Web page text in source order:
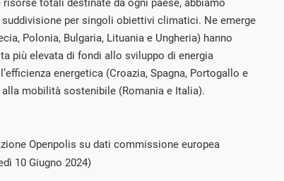
risorse totali destinate da ogni paese, abbiamo
per singoli obiettivi climatici. Ne emerge
Polonia, Bulgaria, Lituania e Ungheria) hanno
più elevata di fondi allo sviluppo di energia
energetica (Croazia, Spagna, Portogallo e
mobilità sostenibile (Romania e Italia).
Openpolis su dati commissione europea
10 Giugno 2024)